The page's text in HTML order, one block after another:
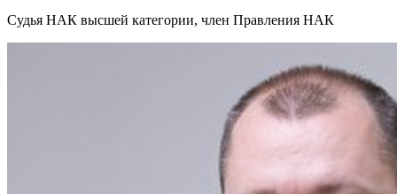
Судья НАК высшей категории, член Правления НАК